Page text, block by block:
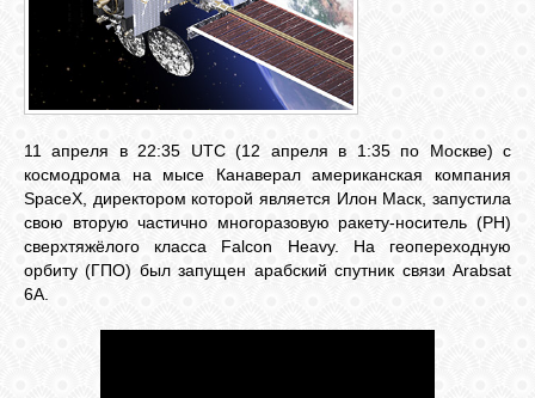
СТАТЬИ
ФАЙЛЫ
ВИДЕО
ФОТО
11 апреля в 22:35 UTC (12 апреля в 1:35 по Москве) с
космодрома на мысе Канаверал американская компания
SpaceX, директором которой является Илон Маск, запустила
свою вторую частично многоразовую ракету-носитель (РН)
сверхтяжёлого класса Falcon Heavy. На геопереходную
орбиту (ГПО) был запущен арабский спутник связи Arabsat
6A.